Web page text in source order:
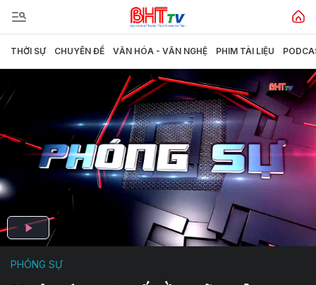
THỜI SỰ CHUYÊN ĐỀ VĂN HÓA - VĂN NGHỆ PHIM TÀI LIỆU
PHÓNG SỰ